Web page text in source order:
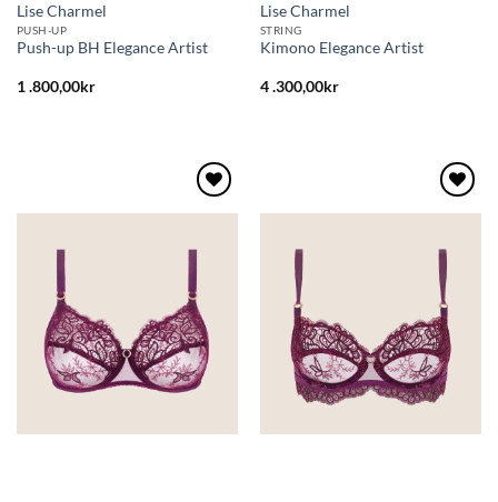
Lise Charmel
PUSH-UP
Push-up BH Elegance Artist
1 .800,00kr
Lise Charmel
STRING
Kimono Elegance Artist
4 .300,00kr
till i
till i
önskelistan